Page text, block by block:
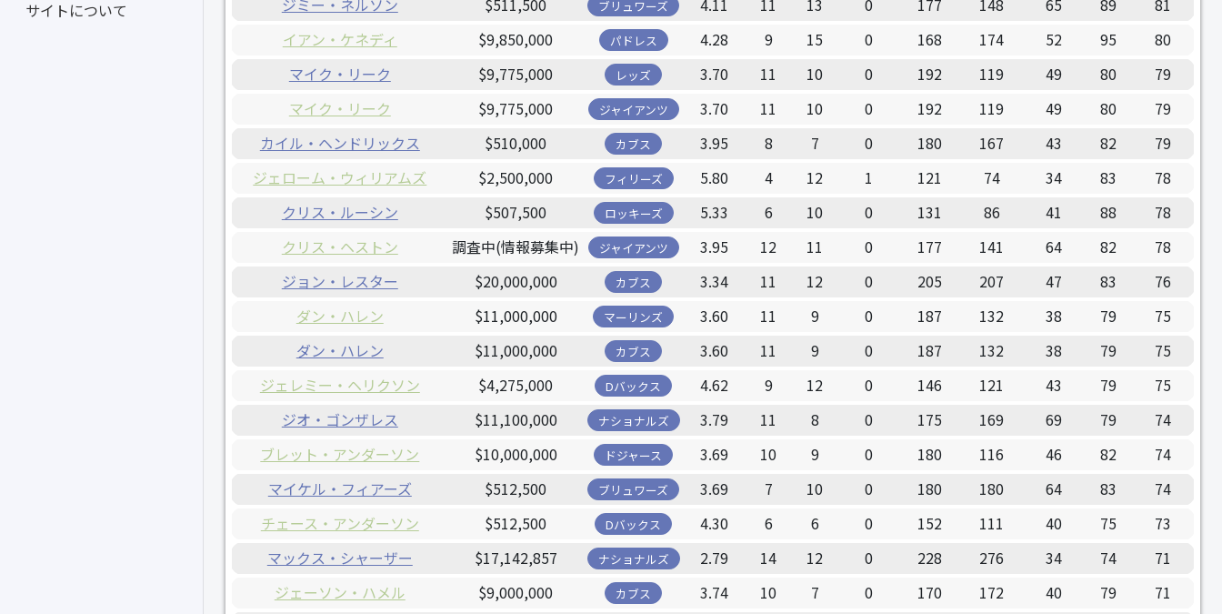
サイトについて
ブリュワーズ
イアン・ケネディ
$9,850,000 パドレス 4.28 9 15 0 168 174 52 95
80
マイク・リーク
$9,775,000 レッズ 3.70 11 10 0 192 119 49 80
79
マイク・リーク
$9,775,000 ジャイアンツ 3.70 11 10 0 192 119 49 80
79
カイル・ヘンドリックス
$510,000 カブス 3.95 8 7 0 180 167 43 82
79
ジェローム・ウィリアムズ
$2,500,000 フィリーズ 5.80 4 12 1 121 74 34 83
78
クリス・ルーシン
$507,500 ロッキーズ 5.33 6 10 0 131 86 41 88
78
クリス・ヘストン
調査中(情報募集中) ジャイアンツ 3.95 12 11 0 177 141 64 82
78
ジョン・レスター
$20,000,000 カブス 3.34 11 12 0 205 207 47 83
76
ダン・ハレン
$11,000,000 マーリンズ 3.60 11 9 0 187 132 38 79
75
ダン・ハレン
$11,000,000 カブス 3.60 11 9 0 187 132 38 79
75
ジェレミー・ヘリクソン
$4,275,000 Dバックス 4.62 9 12 0 146 121 43 79
75
ジオ・ゴンザレス
$11,100,000 ナショナルズ 3.79 11 8 0 175 169 69 79
74
ブレット・アンダーソン
$10,000,000 ドジャース 3.69 10 9 0 180 116 46 82
74
マイケル・フィアーズ
$512,500 ブリュワーズ 3.69 7 10 0 180 180 64 83
74
チェース・アンダーソン
$512,500 Dバックス 4.30 6 6 0 152 111 40 75
73
マックス・シャーザー
$17,142,857 ナショナルズ 2.79 14 12 0 228 276 34 74
71
ジェーソン・ハメル
$9,000,000 カブス 3.74 10 7 0 170 172 40 79
71